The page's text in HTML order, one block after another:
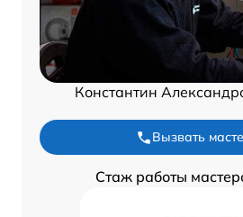
Константин
Вызвать
Стаж работы